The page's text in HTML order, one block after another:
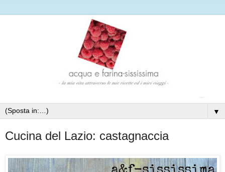
▼
Cucina del Lazio: castagnaccia